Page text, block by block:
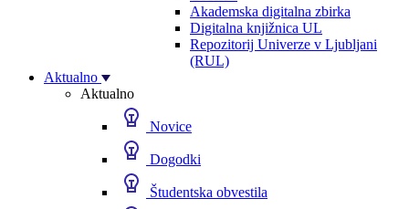
Akademska digitalna zbirka
Digitalna knjižnica UL
Repozitorij Univerze v Ljubljani
(RUL)
Aktualno
Aktualno
Novice
Dogodki
Študentska obvestila